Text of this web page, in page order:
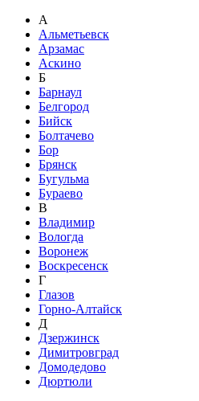
А
Альметьевск
Арзамас
Аскино
Б
Барнаул
Белгород
Бийск
Болтачево
Бор
Брянск
Бугульма
Бураево
В
Владимир
Вологда
Воронеж
Воскресенск
Г
Глазов
Горно-Алтайск
Д
Дзержинск
Димитровград
Домодедово
Дюртюли